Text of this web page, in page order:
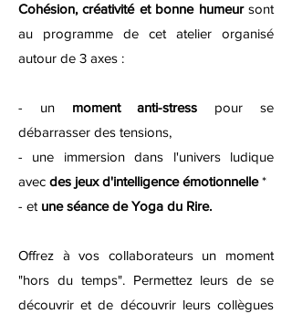
Cohésion, créativité et bonne humeur sont
au programme de cet atelier organisé
autour de 3 axes :
- un moment anti-stress pour se
débarrasser des tensions,
- une immersion dans l'univers ludique
avec des jeux d'intelligence émotionnelle*
- et une séance de Yoga du Rire.
Offrez à vos collaborateurs un moment
"hors du temps". Permettez leurs de se
découvrir et de découvrir leurs collègues